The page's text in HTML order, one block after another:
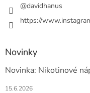
@davidhanus
https://
Novinky
Novinka: Nikotinové
15.6.2026